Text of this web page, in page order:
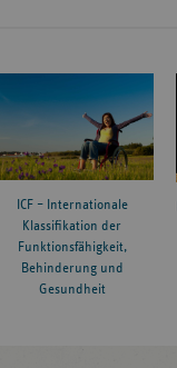
ICF – Internationale
Klassifikation der
Funktionsfähigkeit,
Behinderung und
Gesundheit